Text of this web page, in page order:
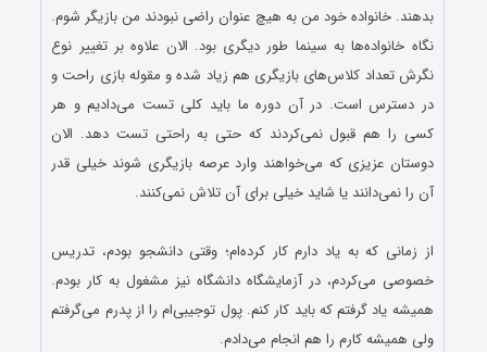
بدهند. خانواده خود من به هیچ عنوان راضی نبودند من بازیگر شوم.
نگاه خانواده‌ها به سینما طور دیگری بود. الان علاوه بر تغییر نوع
نگرش تعداد کلاس‌های بازیگری هم زیاد شده و مقوله بازی راحت و
در دسترس است. در آن دوره ما باید کلی تست می‌دادیم و هر
کسی را هم قبول نمی‌کردند که حتی به راحتی تست دهد. الان
دوستان عزیزی که می‌خواهند وارد عرصه بازیگری شوند خیلی قدر
آن را نمی‌دانند یا شاید خیلی برای آن تلاش نمی‌کنند.
از زمانی که به یاد دارم کار کرده‌ام؛ وقتی دانشجو بودم، تدریس
خصوصی می‌کردم، در آزمایشگاه دانشگاه نیز مشغول به کار بودم.
همیشه یاد گرفتم که باید کار کنم. پول توجیبی‌ام را از پدرم می‌گرفتم
ولی همیشه کارم را هم انجام می‌دادم.